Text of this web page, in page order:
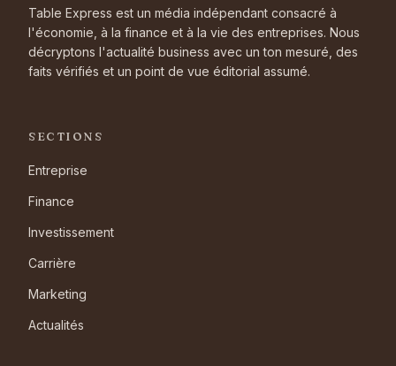
Table Express est un média indépendant consacré à
l'économie, à la finance et à la vie des entreprises. Nous
décryptons l'actualité business avec un ton mesuré, des
faits vérifiés et un point de vue éditorial assumé.
SECTIONS
Entreprise
Finance
Investissement
Carrière
Marketing
Actualités